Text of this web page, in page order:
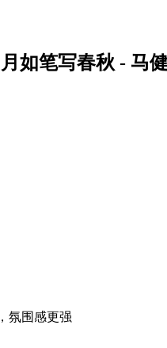
如笔写春秋 - 马
氛围感更强